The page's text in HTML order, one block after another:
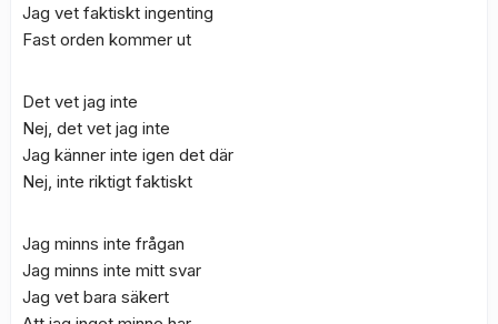
Jag vet faktiskt ingenting
Fast orden kommer ut
Det vet jag inte
Nej, det vet jag inte
Jag känner inte igen det där
Nej, inte riktigt faktiskt
Jag minns inte frågan
Jag minns inte mitt svar
Jag vet bara säkert